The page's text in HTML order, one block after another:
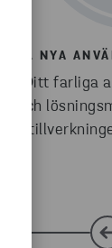
5. NYA
Ditt farliga
och
i